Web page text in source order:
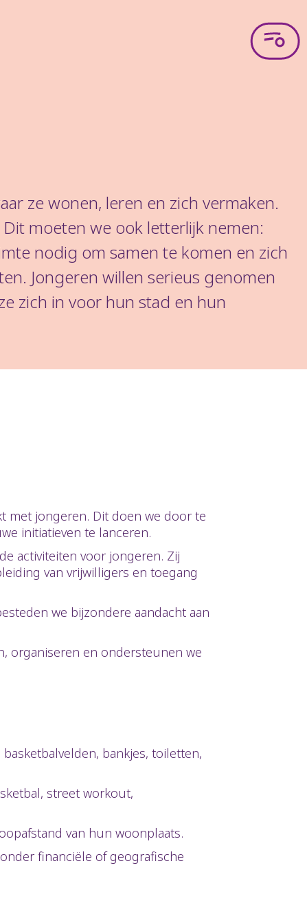
ze wonen, leren en zich vermaken.
moeten we ook letterlijk nemen:
nodig om samen te komen en zich
Jongeren willen serieus genomen
zich in voor hun stad en hun
met jongeren. Dit doen we door te
initiatieven te lanceren.
activiteiten voor jongeren. Zij
van vrijwilligers en toegang
we bijzondere aandacht aan
organiseren en ondersteunen we
bankjes, toiletten,
street workout,
van hun woonplaats.
financiële of geografische